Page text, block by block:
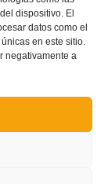
dispositivo. El
datos como el
en este sitio.
negativamente a
de fútbol